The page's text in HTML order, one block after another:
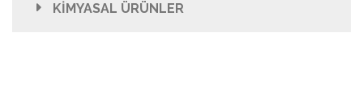
KİMYASAL ÜRÜNLER